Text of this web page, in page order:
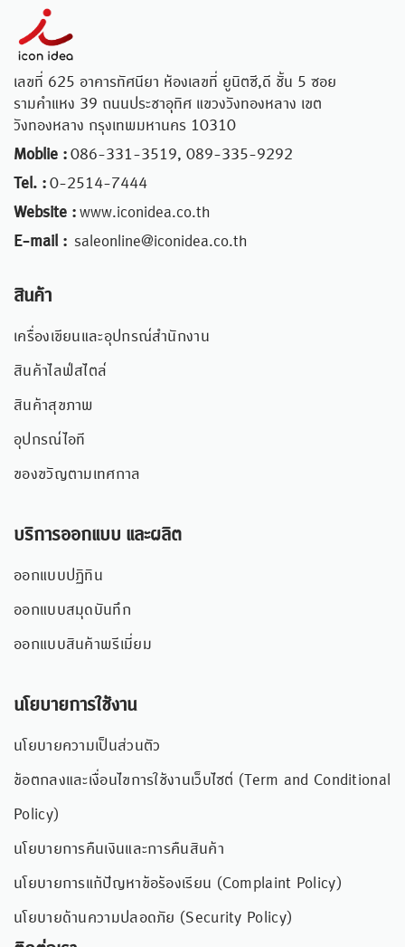
เลขที่ 625 อาคารทัศนียา ห้องเลขที่ ยูนิตซี,ดี ชั้น 5 ซอย
รามคำแหง 39 ถนนประชาอุทิศ แขวงวังทองหลาง เขต
วังทองหลาง กรุงเทพมหานคร 10310
Moblie :086-331-3519, 089-335-9292
Tel. :0-2514-7444
Website :www.iconidea.co.th
E-mail : saleonline@iconidea.co.th
สินค้า
เครื่องเขียนและอุปกรณ์สำนักงาน
สินค้าไลฟ์สไตล์
สินค้าสุขภาพ
อุปกรณ์ไอที
ของขวัญตามเทศกาล
บริการออกแบบ และผลิต
ออกแบบปฏิทิน
ออกแบบสมุดบันทึก
ออกแบบสินค้าพรีเมี่ยม
นโยบายการใช้งาน
นโยบายความเป็นส่วนตัว
ข้อตกลงและเงื่อนไขการใช้งานเว็บไซต์ (Term and Conditional
Policy)
นโยบายการคืนเงินและการคืนสินค้า
นโยบายการแก้ปัญหาข้อร้องเรียน (Complaint Policy)
นโยบายด้านความปลอดภัย (Security Policy)